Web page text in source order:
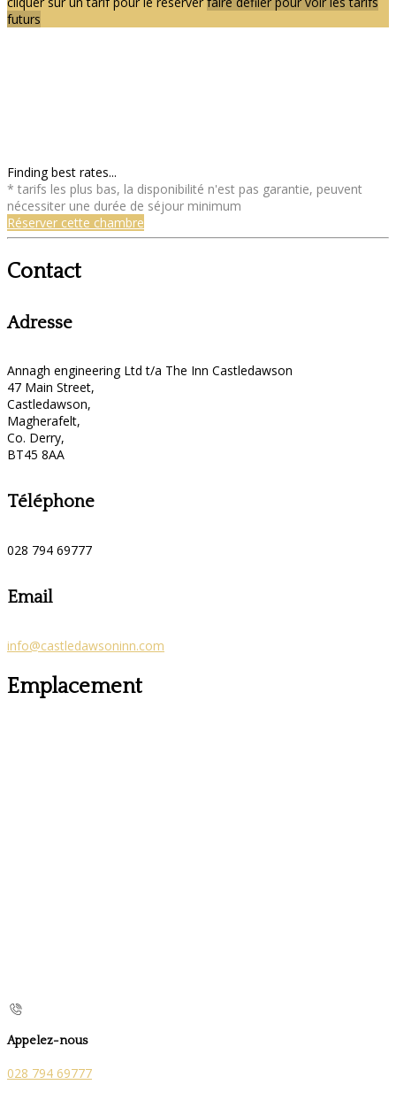
futurs
Finding best rates...
* tarifs les plus bas, la disponibilité n'est pas garantie, peuvent
nécessiter une durée de séjour minimum
Réserver cette chambre
Contact
Adresse
Annagh engineering Ltd t/a The Inn Castledawson
47 Main Street,
Castledawson,
Magherafelt,
Co. Derry,
BT45 8AA
Téléphone
028 794 69777
Email
info@castledawsoninn.com
Emplacement
Appelez-nous
028 794 69777